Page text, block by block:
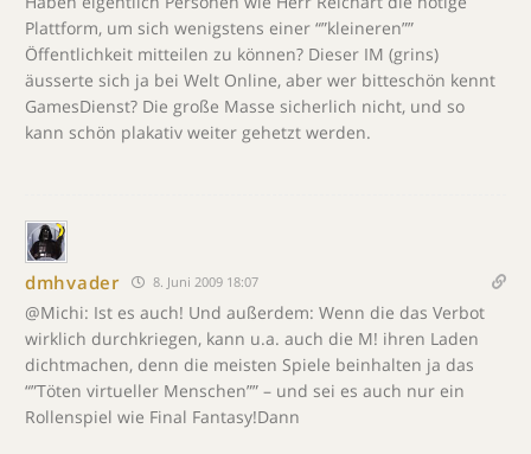
Plattform, um sich wenigstens einer “”kleineren””
Öffentlichkeit mitteilen zu können? Dieser IM (grins)
äusserte sich ja bei Welt Online, aber wer bitteschön kennt
GamesDienst? Die große Masse sicherlich nicht, und so
kann schön plakativ weiter gehetzt werden.
dmhvader 8. Juni 2009 18:07
@Michi: Ist es auch! Und außerdem: Wenn die das Verbot
wirklich durchkriegen, kann u.a. auch die M! ihren Laden
dichtmachen, denn die meisten Spiele beinhalten ja das
“”Töten virtueller Menschen”” – und sei es auch nur ein
Rollenspiel wie Final Fantasy!Dann